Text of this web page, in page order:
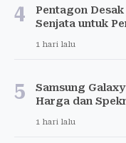
4
Pentagon
Senjata untuk
1 hari lalu
5
Samsung
Harga dan
1 hari lalu